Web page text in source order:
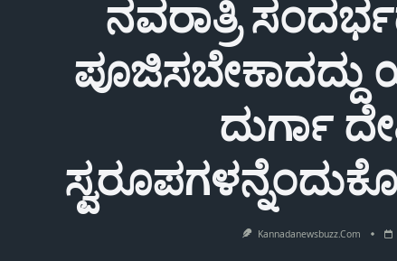
ನವರಾತ್ರಿ
ಪೂಜಿಸಬೇಕಾದದ್ದು
ದುರ್ಗಾ
Kannadanewsbuzz.com